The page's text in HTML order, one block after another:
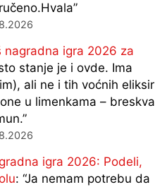
”
nagradna igra 2026 za
stanje je i ovde. Ima
ali ne i tih voćnih eliksir
u limenkama – breskva
”
igra 2026: Podeli,
: “Ja nemam potrebu da